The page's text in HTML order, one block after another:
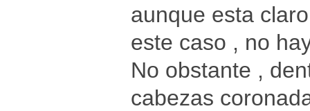
aunque esta
este caso , no
No obstante ,
cabezas